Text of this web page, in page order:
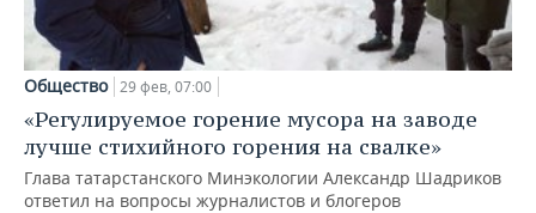
Общество 29 фев, 07:00
«Регулируемое горение мусора на заводе
лучше стихийного горения на свалке»
Глава татарстанского Минэкологии Александр Шадриков
ответил на вопросы журналистов и блогеров